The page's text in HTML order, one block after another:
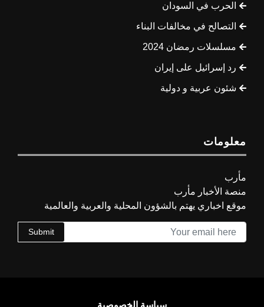
الحرب في السودان
التصالح في مخالفات البناء
مسلسلات رمضان 2024
رد إسرائيل على إيران
شئون عربية و دولية
معلومات
مأرب
منصة الأخبار مأرب
موقع اخباري يهتم بالشؤون المحلية والعربية والعالمية
Submit